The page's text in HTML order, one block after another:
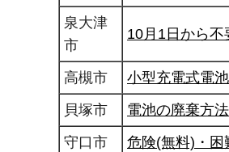
泉大津
市
10月1日から不
高槻市
小型充電式電
貝塚市
電池の廃棄方
守口市
危険(無料)・困